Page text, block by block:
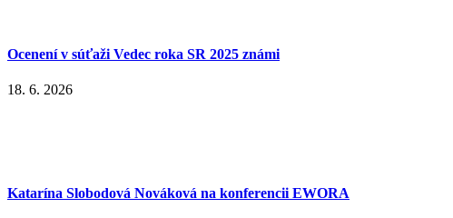
Ocenení v súťaži Vedec roka SR 2025 známi
18. 6. 2026
Katarína Slobodová Nováková na konferencii EWORA